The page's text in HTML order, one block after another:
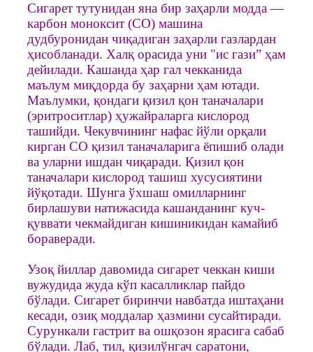
Сигарет тутунидан яна бир заҳарли модда —
карбон моноксит (CO) машина
дудбуронидан чиқадиган заҳарли газлардан
ҳисобланади. Халқ орасида уни "ис гази” ҳам
дейилади. Кашанда ҳар гал чекканида
маълум миқдорда бу заҳарни ҳам ютади.
Маълумки, қондаги қизил қон таначалари
(эритроситлар) ҳужайраларга кислород
ташийди. Чекувчининг нафас йўли орқали
кирган CO қизил таначаларига ёпишиб олади
ва уларни ишдан чиқаради. Қизил қон
таначалари кислород ташиш хусусиятини
йўқотади. Шунга ўхшаш омилларнинг
бирлашуви натижасида кашанданинг куч-
қуввати чекмайдиган кишиникидан камайиб
бораверади.
Узоқ йиллар давомида сигарет чеккан киши
вужудида жуда кўп касалликлар пайдо
бўлади. Сигарет биринчи навбатда иштаҳани
кесади, озиқ моддалар ҳазмини сусайтиради.
Сурункали гастрит ва ошқозон ярасига сабаб
бўлади. Лаб, тил, қизилўнгач саратони,